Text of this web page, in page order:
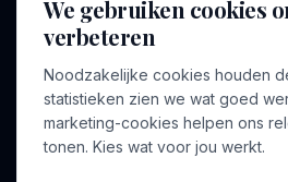
BEDRIJF
Over ons
Voor opdrachtgevers
We gebruiken cookies
verbeteren
Noodzakelijke cookies houden
statistieken zien we wat goed
marketing-cookies helpen ons
tonen. Kies wat voor jou werkt.